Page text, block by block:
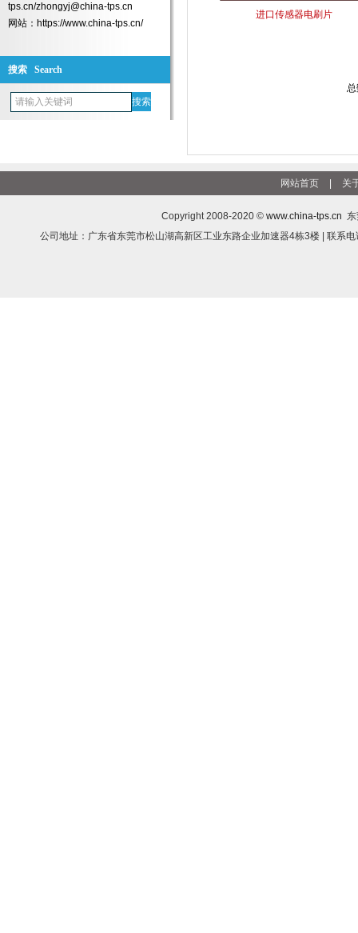
tps.cn/zhongyj@china-tps.cn
网站：https://www.china-tps.cn/
搜索 Search
进口传感器电刷片
网站首页 关
Copyright 2008-2020 © www.china-tps.cn
公司地址：广东省东莞市松山湖高新区工业东路企业加速器4栋3楼 | 联